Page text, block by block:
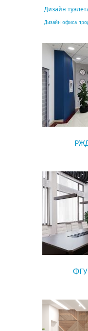
Дизайн
Дизайн офиса